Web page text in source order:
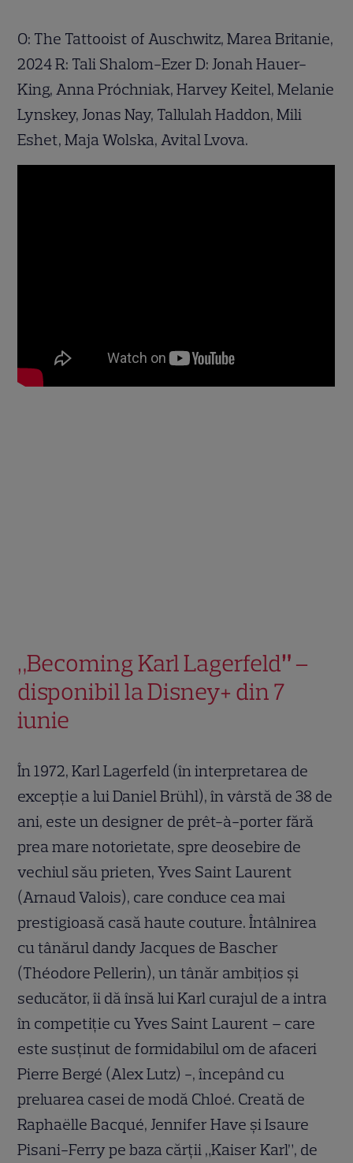
O: The Tattooist of Auschwitz, Marea Britanie,
2024 R: Tali Shalom-Ezer D: Jonah Hauer-
King, Anna Próchniak, Harvey Keitel, Melanie
Lynskey, Jonas Nay, Tallulah Haddon, Mili
Eshet, Maja Wolska, Avital Lvova.
„Becoming Karl Lagerfeld”–
disponibil la Disney+ din 7
iunie
În 1972, Karl Lagerfeld (în interpretarea de
excepție a lui Daniel Brühl), în vârstă de 38 de
ani, este un designer de prêt-à-porter fără
prea mare notorietate, spre deosebire de
vechiul său prieten, Yves Saint Laurent
(Arnaud Valois), care conduce cea mai
prestigioasă casă haute couture. Întâlnirea
cu tânărul dandy Jacques de Bascher
(Théodore Pellerin), un tânăr ambițios și
seducător, îi dă însă lui Karl curajul de a intra
în competiție cu Yves Saint Laurent – care
este susținut de formidabilul om de afaceri
Pierre Bergé (Alex Lutz) -, începând cu
preluarea casei de modă Chloé. Creată de
Raphaëlle Bacqué, Jennifer Have și Isaure
Pisani-Ferry pe baza cărții „Kaiser Karl”, de